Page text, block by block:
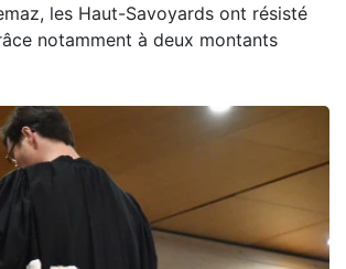
les Haut-Savoyards ont résisté
notamment à deux montants